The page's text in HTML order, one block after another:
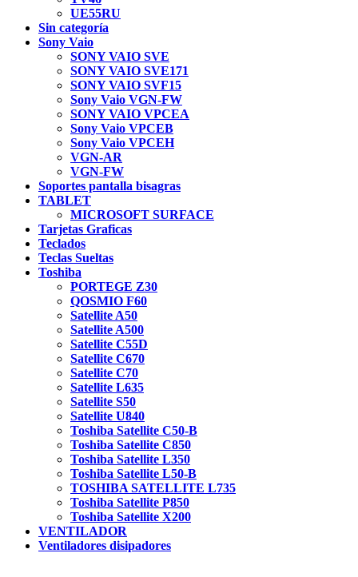
UE55RU
Sin categoría
Sony Vaio
SONY VAIO SVE
SONY VAIO SVE171
SONY VAIO SVF15
Sony Vaio VGN-FW
SONY VAIO VPCEA
Sony Vaio VPCEB
Sony Vaio VPCEH
VGN-AR
VGN-FW
Soportes pantalla bisagras
TABLET
MICROSOFT SURFACE
Tarjetas Graficas
Teclados
Teclas Sueltas
Toshiba
PORTEGE Z30
QOSMIO F60
Satellite A50
Satellite A500
Satellite C55D
Satellite C670
Satellite C70
Satellite L635
Satellite S50
Satellite U840
Toshiba Satellite C50-B
Toshiba Satellite C850
Toshiba Satellite L350
Toshiba Satellite L50-B
TOSHIBA SATELLITE L735
Toshiba Satellite P850
Toshiba Satellite X200
VENTILADOR
Ventiladores disipadores